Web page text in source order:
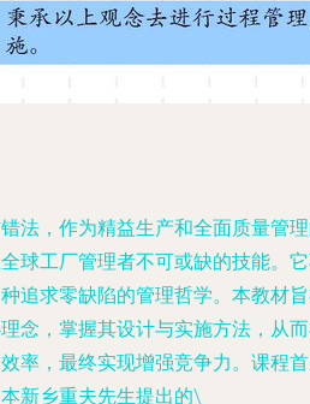
法，作为精益生产和全面质量管
球工厂管理者不可或缺的技能。
追求零缺陷的管理哲学。本教材
念，掌握其设计与实施方法，从
率，最终实现增强竞争力。课程
新乡重夫先生提出的\